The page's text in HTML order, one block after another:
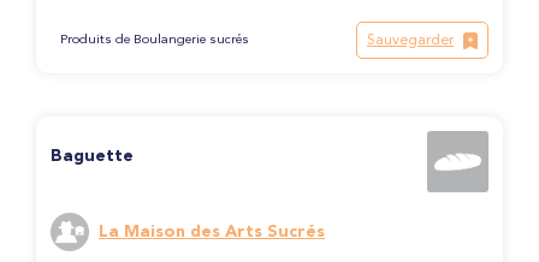
Produits de Boulangerie sucrés Sauvegarder
Baguette
La Maison des Arts Sucrés